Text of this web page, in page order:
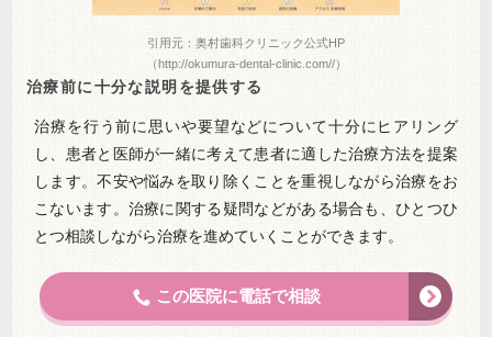
引用元：奥村歯科クリニック公式HP
（http://okumura-dental-clinic.com//）
治療前に十分な説明を提供する
治療を行う前に思いや要望などについて十分にヒアリング
し、患者と医師が一緒に考えて患者に適した治療方法を提案
します。不安や悩みを取り除くことを重視しながら治療をお
こないます。治療に関する疑問などがある場合も、ひとつひ
とつ相談しながら治療を進めていくことができます。
この医院に電話で相談